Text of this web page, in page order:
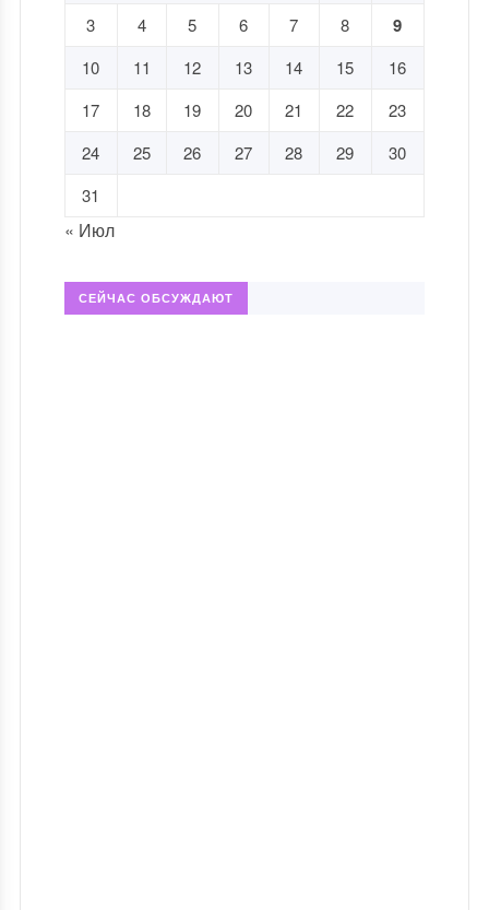
3
4 5 6 7 8 9
10 11 12 13 14 15
16
17
18 19 20 21 22
23
24
25 26 27 28 29
30
31
« Июл
СЕЙЧАС ОБСУЖДАЮТ